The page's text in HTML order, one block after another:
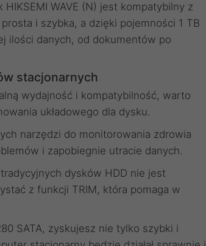
WAVE (N) jest kompatybilny z
i szybka, a dzięki pojemności 1 TB
ilości danych, od dokumentów po
stacjonarnych
wydajność i kompatybilność, warto
układowego dla dysku.
narzędzi do monitorowania zdrowia
i zapobiegnie utracie danych.
dysków HDD nie jest
z funkcji TRIM, która pomaga w
SATA, zyskujesz nie tylko szybki i